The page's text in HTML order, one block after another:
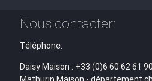
Nous contacter:
Téléphone:
Daisy Maison : +33 (0)6 60 62 61 90